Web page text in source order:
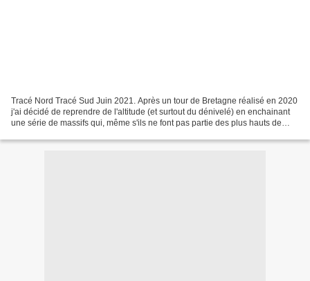
Tracé Nord Tracé Sud Juin 2021. Après un tour de Bretagne réalisé en 2020
j'ai décidé de reprendre de l'altitude (et surtout du dénivelé) en enchainant
une série de massifs qui, même s'ils ne font pas partie des plus hauts de